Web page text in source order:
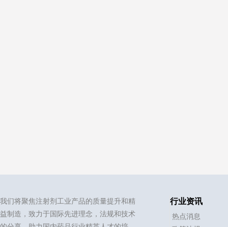
我们将聚焦注射剂工业产品的质量提升和精
益制造，致力于国际先进理念，法规和技术
行业资讯
热点消息